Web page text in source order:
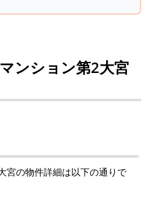
ンション第2大宮
宮の物件詳細は以下の通りで